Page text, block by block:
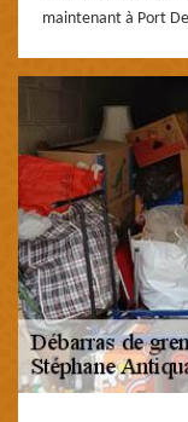
maintenant à Port